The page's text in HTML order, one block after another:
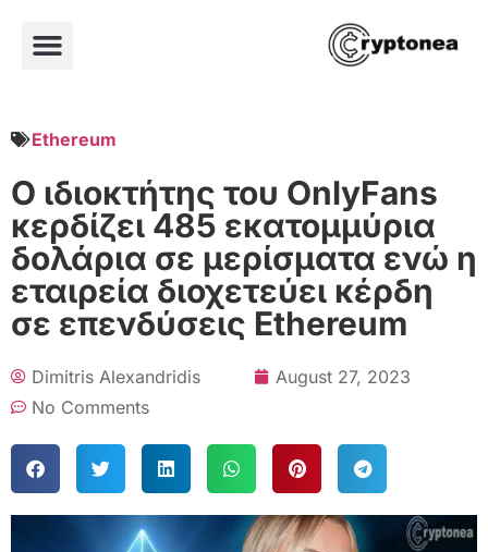
Ethereum
Ο ιδιοκτήτης του OnlyFans
κερδίζει 485 εκατομμύρια
δολάρια σε μερίσματα ενώ η
εταιρεία διοχετεύει κέρδη
σε επενδύσεις Ethereum
Dimitris Alexandridis
August 27, 2023
No Comments